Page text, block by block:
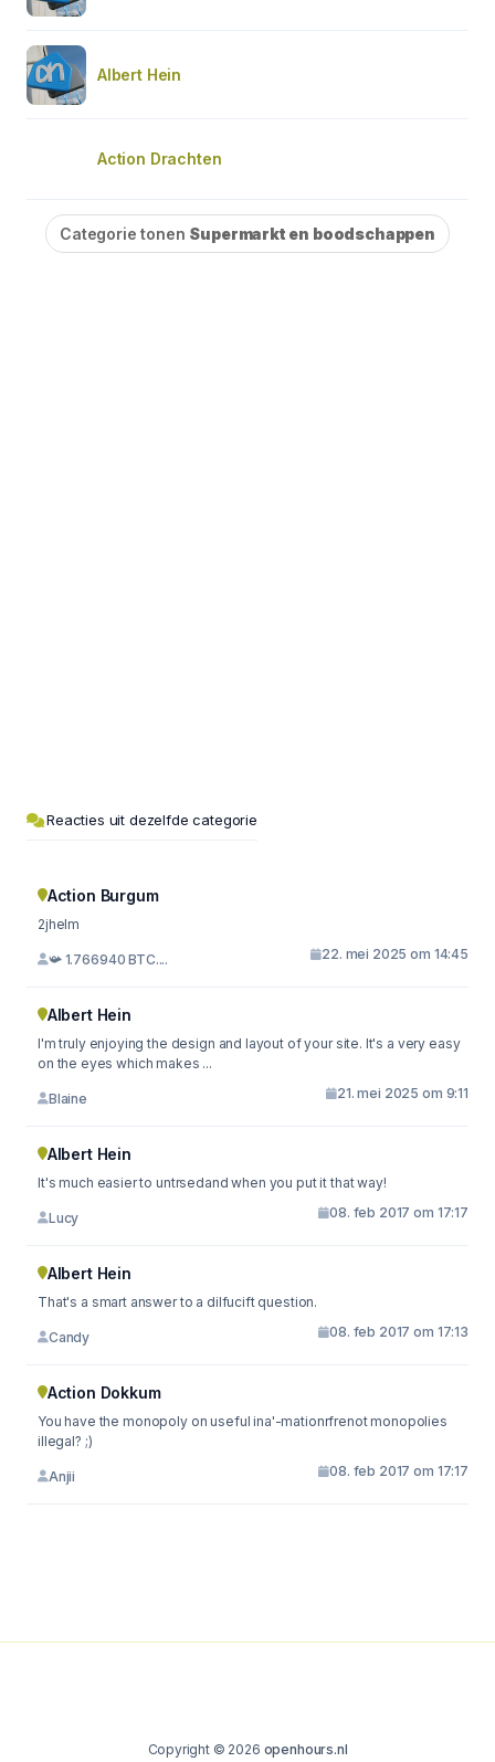
Albert Hein
Action Drachten
Categorie tonen Supermarkt en boodschappen
Reacties uit dezelfde categorie
Action Burgum
2jhelm
📯 1.766940 BTC.... 22. mei 2025 om 14:45
Albert Hein
I'm truly enjoying the design and layout of your site. It's a very easy
on the eyes which makes ...
Blaine 21. mei 2025 om 9:11
Albert Hein
It's much easier to untrsedand when you put it that way!
Lucy 08. feb 2017 om 17:17
Albert Hein
That's a smart answer to a dilfucift question.
Candy 08. feb 2017 om 17:13
Action Dokkum
You have the monopoly on useful ina'-mationrfrenot monopolies
illegal? ;)
Anjii 08. feb 2017 om 17:17
Copyright © 2026 openhours.nl